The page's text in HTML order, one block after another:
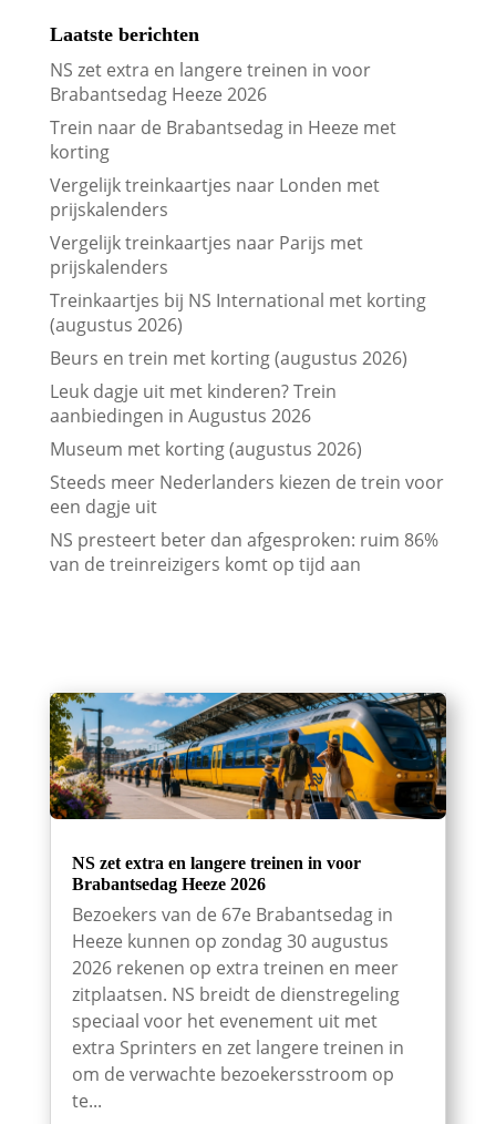
Laatste berichten
NS zet extra en langere treinen in voor
Brabantsedag Heeze 2026
Trein naar de Brabantsedag in Heeze met
korting
Vergelijk treinkaartjes naar Londen met
prijskalenders
Vergelijk treinkaartjes naar Parijs met
prijskalenders
Treinkaartjes bij NS International met korting
(augustus 2026)
Beurs en trein met korting (augustus 2026)
Leuk dagje uit met kinderen? Trein
aanbiedingen in Augustus 2026
Museum met korting (augustus 2026)
Steeds meer Nederlanders kiezen de trein voor
een dagje uit
NS presteert beter dan afgesproken: ruim 86%
van de treinreizigers komt op tijd aan
NS zet extra en langere treinen in voor
Brabantsedag Heeze 2026
Bezoekers van de 67e Brabantsedag in
Heeze kunnen op zondag 30 augustus
2026 rekenen op extra treinen en meer
zitplaatsen. NS breidt de dienstregeling
speciaal voor het evenement uit met
extra Sprinters en zet langere treinen in
om de verwachte bezoekersstroom op
te...